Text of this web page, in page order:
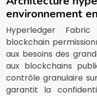
environnement
Hyperledger
blockchain
aux besoins des
aux blockchains
contrôle granulaire
garantit la